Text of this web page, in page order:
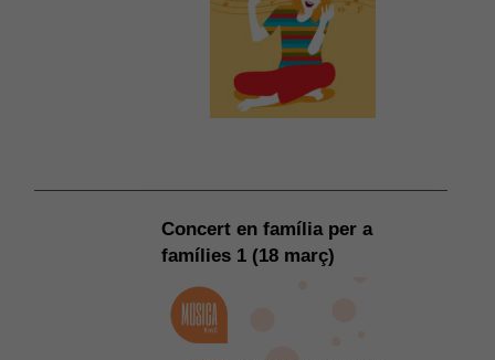
Concert en família per a
famílies 1 (18 març)
aquestes
cookies,
alguna
funcionalitat
desapareixerà
del lloc web.